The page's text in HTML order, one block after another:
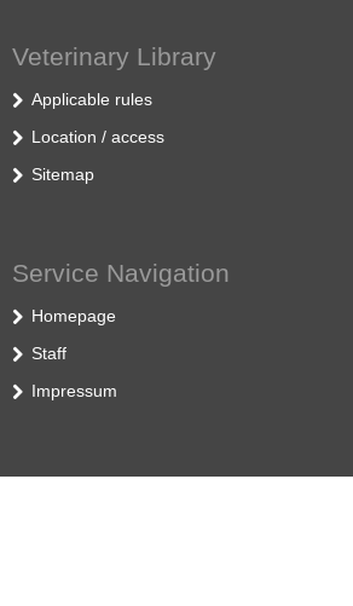
Veterinary Library
Applicable rules
Location / access
Sitemap
Service Navigation
Homepage
Staff
Impressum